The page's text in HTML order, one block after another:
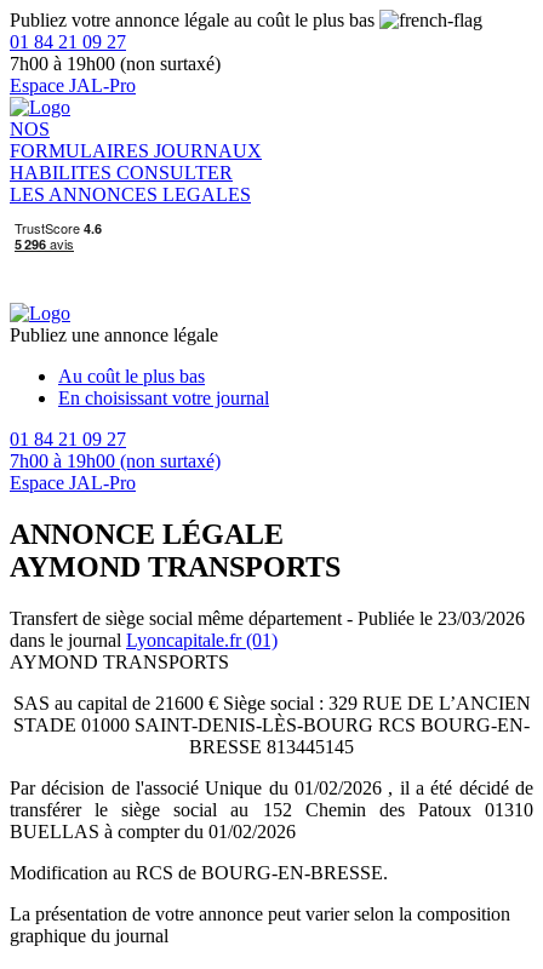
Publiez votre annonce légale au coût le plus bas
01 84 21 09 27
7h00 à 19h00 (non surtaxé)
Espace JAL-Pro
NOS
FORMULAIRES JOURNAUX
HABILITES CONSULTER
LES ANNONCES LEGALES
Publiez une annonce légale
Au coût le plus bas
En choisissant votre journal
01 84 21 09 27
7h00 à 19h00 (non surtaxé)
Espace JAL-Pro
ANNONCE LÉGALE
AYMOND TRANSPORTS
Transfert de siège social même département - Publiée le 23/03/2026
dans le journal Lyoncapitale.fr (01)
AYMOND TRANSPORTS
SAS au capital de 21600 € Siège social : 329 RUE DE L’ANCIEN
STADE 01000 SAINT-DENIS-LÈS-BOURG RCS BOURG-EN-
BRESSE 813445145
Par décision de l'associé Unique du 01/02/2026 , il a été décidé de
transférer le siège social au 152 Chemin des Patoux 01310
BUELLAS à compter du 01/02/2026
Modification au RCS de BOURG-EN-BRESSE.
La présentation de votre annonce peut varier selon la composition
graphique du journal